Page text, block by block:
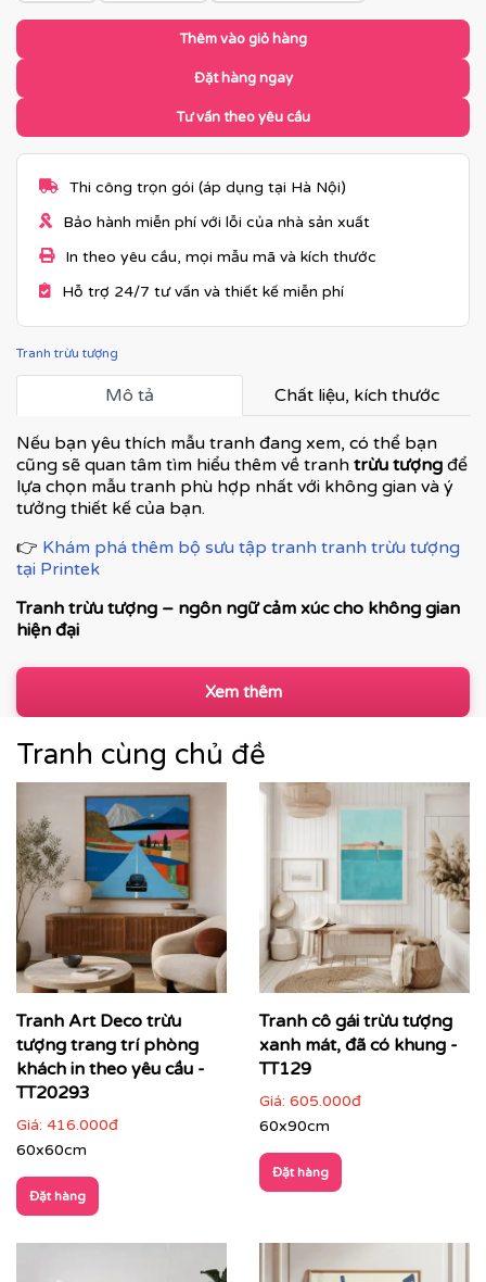
Thêm vào giỏ hàng
Đặt hàng ngay
Tư vấn theo yêu cầu
Thi công trọn gói (áp dụng tại Hà Nội)
Bảo hành miễn phí với lỗi của nhà sản xuất
In theo yêu cầu, mọi mẫu mã và kích thước
Hỗ trợ 24/7 tư vấn và thiết kế miễn phí
Tranh trừu tượng
Mô tả Chất liệu, kích thước
Nếu bạn yêu thích mẫu tranh đang xem, có thể bạn
cũng sẽ quan tâm tìm hiểu thêm về tranh trừu tượng để
lựa chọn mẫu tranh phù hợp nhất với không gian và ý
tưởng thiết kế của bạn.
👉 Khám phá thêm bộ sưu tập tranh tranh trừu tượng
tại Printek
Tranh trừu tượng – ngôn ngữ cảm xúc cho không gian
hiện đại
Tranh trừu tượngkhông mô tả thế giới theo hình khối
cụ thể, mà truyền tải cảm xúc, nhịp điệu và chiều sâu
thông qua màu sắc, đường nét và bố cục. Đây là dòng
cao cấp – nơi nghệ thuật trở thành
mỹvà cá tính của gia chủ hay thương hiệu.
Xem thêm
Tranh cùng chủ đề
Tranh Art Deco trừu
tượng trang trí phòng
khách in theo yêu cầu -
TT20293
Giá: 416.000đ
60x60cm
Đặt hàng
Tranh cô gái trừu tượng
xanh mát, đã có khung -
TT129
Giá: 605.000đ
60x90cm
Đặt hàng